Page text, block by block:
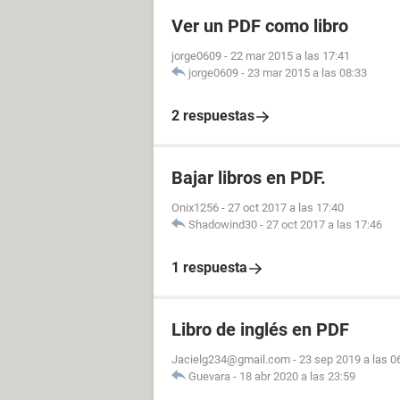
Ver un PDF como libro
jorge0609 - 22 mar 2015 a las 17:41
jorge0609 - 23 mar 2015 a las 08:33
2 respuestas
Bajar libros en PDF.
Onix1256 - 27 oct 2017 a las 17:40
Shadowind30 - 27 oct 2017 a las 17:46
1 respuesta
Libro de inglés en PDF
Jacielg234@gmail.com - 23 sep 2019 a las
Guevara - 18 abr 2020 a las 23:59